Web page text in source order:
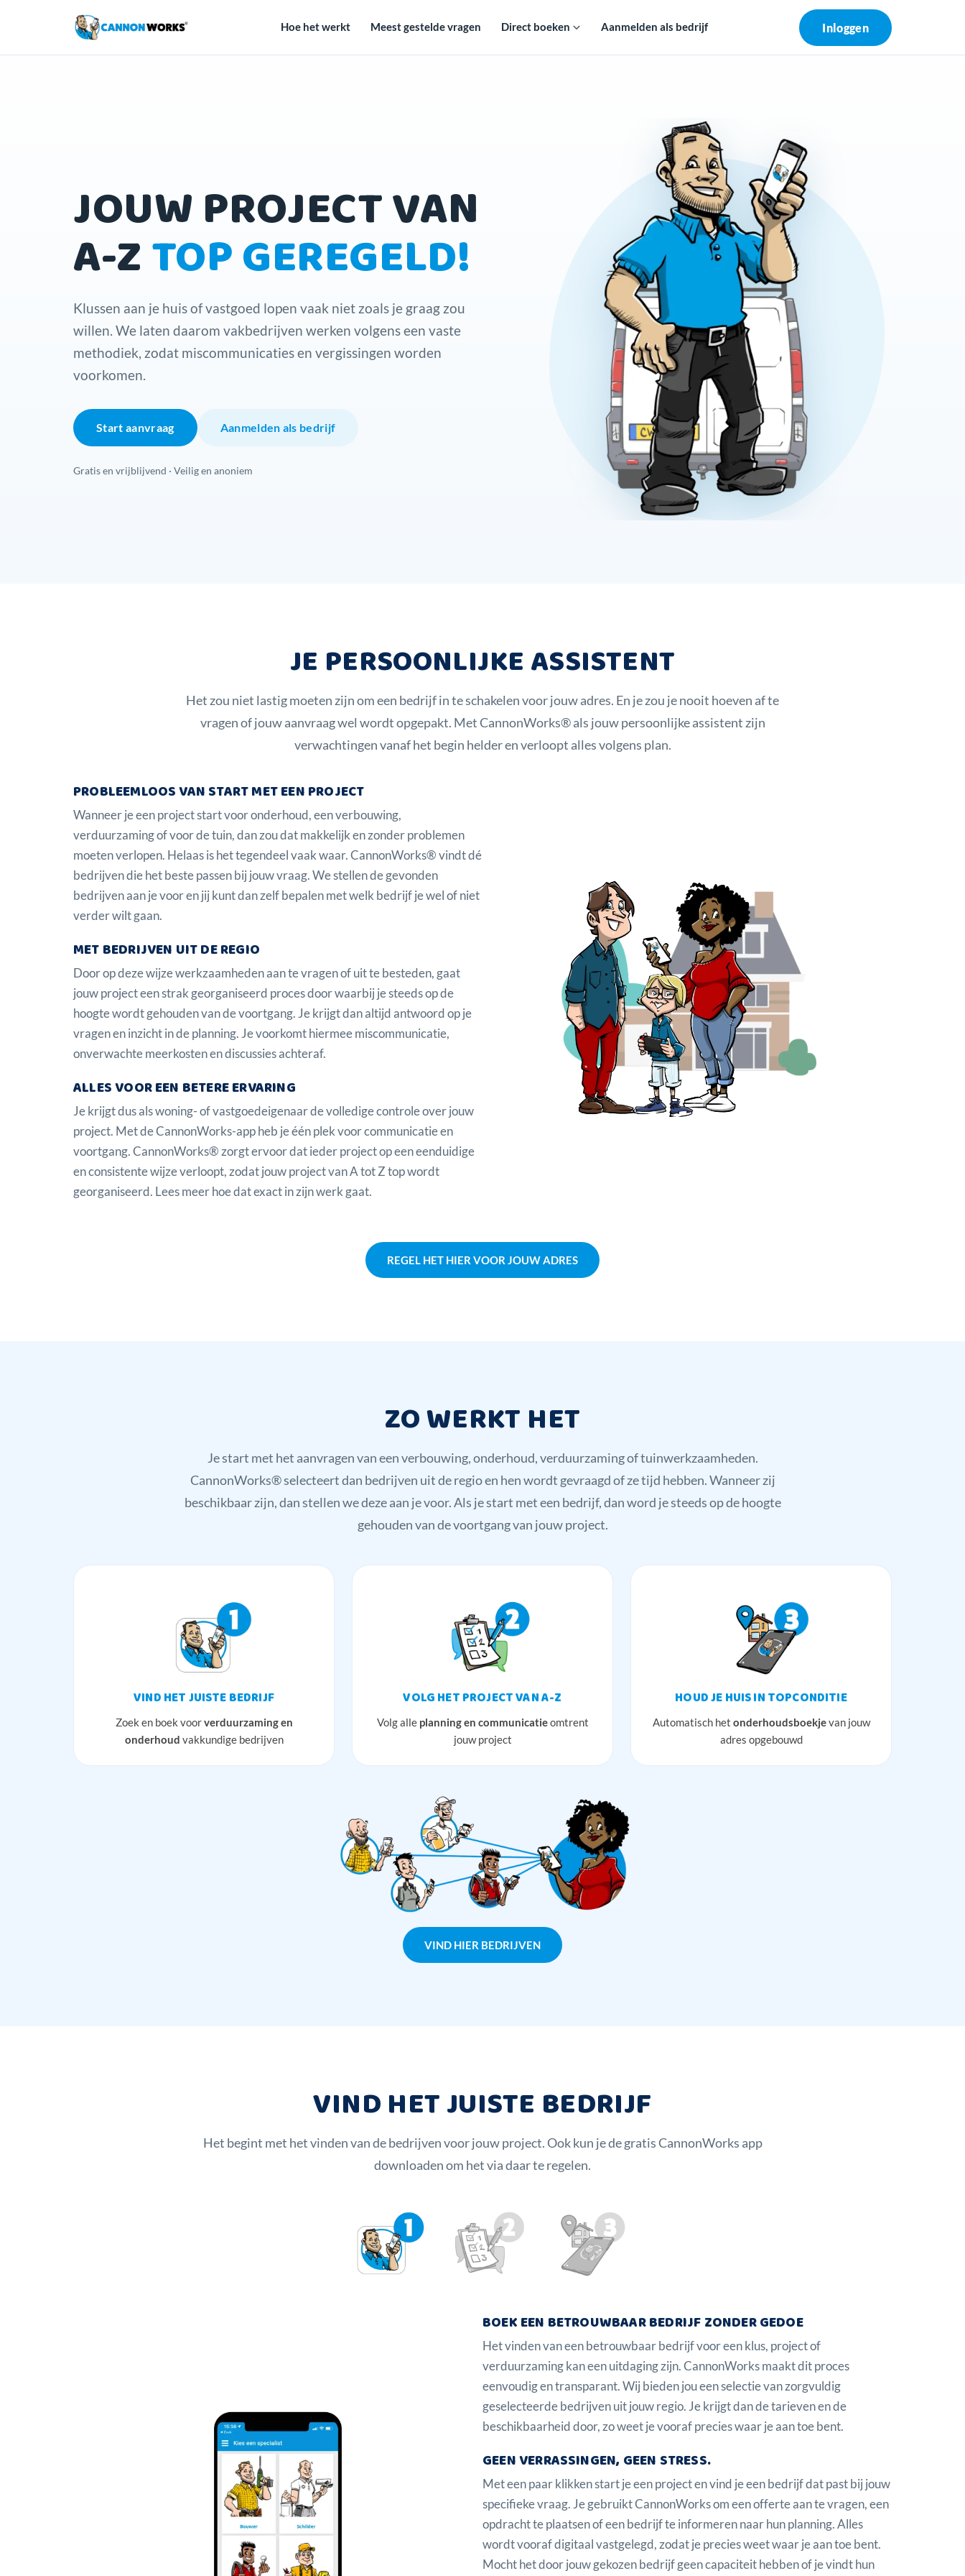
Hoe het werkt Meest gestelde vragen Direct boeken Aanmelden als bedrijf Inloggen
JOUW PROJECT VAN
A-ZTOP GEREGELD!
Klussen aan je huis of vastgoed lopen vaak niet zoals je graag zou
willen. We laten daarom vakbedrijven werken volgens een vaste
methodiek, zodat miscommunicaties en vergissingen worden
voorkomen.
Start aanvraag Aanmelden als bedrijf
Gratis en vrijblijvend · Veilig en anoniem
JE PERSOONLIJKE ASSISTENT
Het zou niet lastig moeten zijn om een bedrijf in te schakelen voor jouw adres. En je zou je nooit hoeven af te
vragen of jouw aanvraag wel wordt opgepakt. Met CannonWorks® als jouw persoonlijke assistent zijn
verwachtingen vanaf het begin helder en verloopt alles volgens plan.
PROBLEEMLOOS VAN START MET EEN PROJECT
Wanneer je een project start voor onderhoud, een verbouwing,
verduurzaming of voor de tuin, dan zou dat makkelijk en zonder problemen
moeten verlopen. Helaas is het tegendeel vaak waar. CannonWorks® vindt dé
bedrijven die het beste passen bij jouw vraag. We stellen de gevonden
bedrijven aan je voor en jij kunt dan zelf bepalen met welk bedrijf je wel of niet
verder wilt gaan.
MET BEDRIJVEN UIT DE REGIO
Door op deze wijze werkzaamheden aan te vragen of uit te besteden, gaat
jouw project een strak georganiseerd proces door waarbij je steeds op de
hoogte wordt gehouden van de voortgang. Je krijgt dan altijd antwoord op je
vragen en inzicht in de planning. Je voorkomt hiermee miscommunicatie,
onverwachte meerkosten en discussies achteraf.
ALLES VOOR EEN BETERE ERVARING
Je krijgt dus als woning- of vastgoedeigenaar de volledige controle over jouw
project. Met de CannonWorks-app heb je één plek voor communicatie en
voortgang. CannonWorks® zorgt ervoor dat ieder project op een eenduidige
en consistente wijze verloopt, zodat jouw project van A tot Z top wordt
georganiseerd. Lees meer hoe dat exact in zijn werk gaat.
REGEL HET HIER VOOR JOUW ADRES
ZO WERKT HET
Je start met het aanvragen van een verbouwing, onderhoud, verduurzaming of tuinwerkzaamheden.
CannonWorks® selecteert dan bedrijven uit de regio en hen wordt gevraagd of ze tijd hebben. Wanneer zij
beschikbaar zijn, dan stellen we deze aan je voor. Als je start met een bedrijf, dan word je steeds op de hoogte
gehouden van de voortgang van jouw project.
VIND HET JUISTE BEDRIJF
Zoek en boek voorverduurzaming en
onderhoud vakkundige bedrijven
VOLG HET PROJECT VAN A-Z
Volg alle planning en communicatieomtrent
jouw project
HOUD JE HUIS IN TOPCONDITIE
Automatisch het onderhoudsboekjevan jouw
adres opgebouwd
VIND HIER BEDRIJVEN
VIND HET JUISTE BEDRIJF
Het begint met het vinden van de bedrijven voor jouw project. Ook kun je de gratis CannonWorks app
downloaden om het via daar te regelen.
BOEK EEN BETROUWBAAR BEDRIJF ZONDER GEDOE
Het vinden van een betrouwbaar bedrijf voor een klus, project of
verduurzaming kan een uitdaging zijn. CannonWorks maakt dit proces
eenvoudig en transparant. Wij bieden jou een selectie van zorgvuldig
geselecteerde bedrijven uit jouw regio. Je krijgt dan de tarieven en de
beschikbaarheid door, zo weet je vooraf precies waar je aan toe bent.
GEEN VERRASSINGEN, GEEN STRESS.
Met een paar klikken start je een project en vind je een bedrijf dat past bij jouw
specifieke vraag. Je gebruikt CannonWorks om een offerte aan te vragen, een
opdracht te plaatsen of een bedrijf te informeren naar hun planning. Alles
wordt vooraf digitaal vastgelegd, zodat je precies weet waar je aan toe bent.
Mocht het door jouw gekozen bedrijf geen capaciteit hebben of je vindt hun